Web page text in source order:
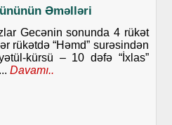
Əməlləri
Gecənin sonunda 4 rükət
rükətdə “Həmd” surəsindən
kürsü – 10 dəfə “İxlas”
Davamı..